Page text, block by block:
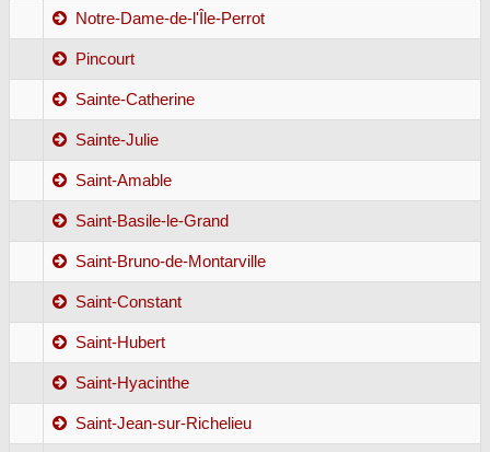
Notre-Dame-de-l'Île-Perrot
Pincourt
Sainte-Catherine
Sainte-Julie
Saint-Amable
Saint-Basile-le-Grand
Saint-Bruno-de-Montarville
Saint-Constant
Saint-Hubert
Saint-Hyacinthe
Saint-Jean-sur-Richelieu